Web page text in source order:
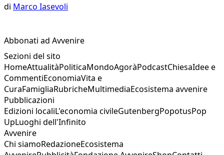
di Marco Iasevoli
Abbonati ad Avvenire
Sezioni del sito
HomeAttualitàPoliticaMondoAgoràPodcastChiesaIdee e
CommentiEconomiaVita e
CuraFamigliaRubricheMultimediaEcosistema avvenire
Pubblicazioni
Edizioni localiL'economia civileGutenbergPopotusPop
UpLuoghi dell'Infinito
Avvenire
Chi siamoRedazioneEcosistema